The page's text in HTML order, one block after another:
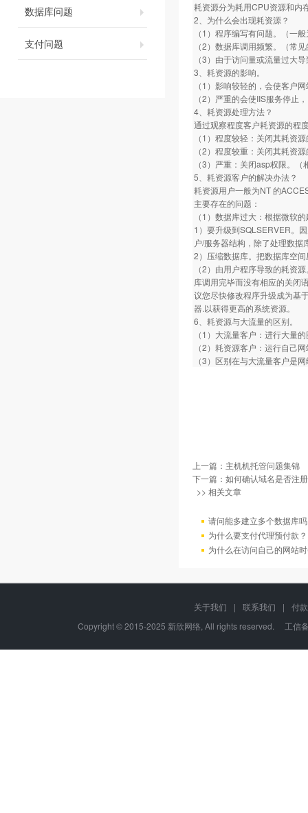
数据库问题
支付问题
耗资源分为耗用CPU资源和内
2、为什么会出现耗资源？
（1）程序编写有问题。（一
（2）数据库调用频繁。（常
（3）由于访问量或流量过大
3、耗资源的影响。
（1）影响较轻的，会使客户
（2）严重的会使IIS服务停止
4、耗资源处理方法？
通过观察程度客户耗资源的程
（1）程度较轻：关闭其耗资
（2）程度较重：关闭其耗资
（3）严重：关闭asp权限。
5、耗资源客户的解决办法？
耗资源用户一般为NT 的
主要存在的问题：
（1）数据库过大：根据微软
1）要升级到SQLSERVER。
户/服务器结构，除了处理数
2）压缩数据库。把数据库空
（2）由用户程序导致的耗资
库调用完毕而没有相应的关闭
议您尽快修改程序升级成为基
器.以获得更高的系统资源。
6、耗资源与大流量的区别。
（1）大流量客户：进行大量
（2）耗资源客户：运行自己
（3）区别在与大流量客户是
上一篇： 主机机托管问题集锦
下一篇： 如何确认域名是否注
>> 相关文章
请问能多建立多个数据库
为什么要支付代理预付款？
为什么在访问自己的网站
关于我们 | 联系我们 |
付
Copyright © 2015-2025 新欣网络, All rights reserved. 工信